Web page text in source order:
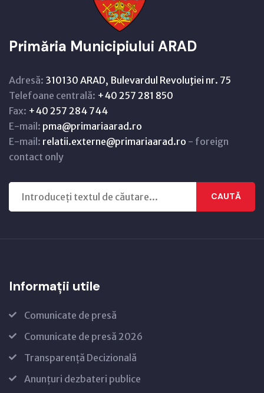
Primăria Municipiului ARAD
Adresă: 310130 ARAD, Bulevardul Revoluţiei nr. 75
Telefoane centrală: +40 257 281 850
Fax: +40 257 284 744
E-mail: pma@primariaarad.ro
E-mail: relatii.externe@primariaarad.ro - foreign
contact only
CAUTĂ
Informații utile
Comunicate de presă
Comunicate de presă 2026
Transparență Decizională
Anunțuri dezbateri publice